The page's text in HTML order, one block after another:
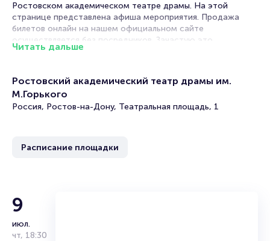
Ростовском академическом театре драмы. На этой
странице представлена афиша мероприятия. Продажа
билетов онлайн на нашем официальном сайте
осуществляется без посредников. Зачастую это
единственная возможность достать билет на поп.
проходят часто. Концертные залы на выступлениях
любимых артистов всегда заполнены, поскольку поп-
музыка любима практически всеми. Легкие мотивы,
В репертуаре поп-певца таких песен всегда несколько,
Световое сопровождение и сценические эффекты
которые просто нельзя пропустить!
Читать дальше
Ростовский академический театр драмы им.
М.Горького
Россия, Ростов-на-Дону, Театральная площадь, 1
Расписание площадки
9
июл.
чт, 18:30